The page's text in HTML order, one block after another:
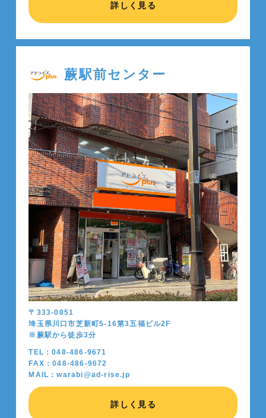
詳しく見る
蕨駅前センター
〒333-0851
埼玉県川口市芝新町5-16第3五福ビル2F
※蕨駅から徒歩3分
TEL：048-486-9671
FAX：048-486-9672
MAIL：warabi@ad-rise.jp
詳しく見る